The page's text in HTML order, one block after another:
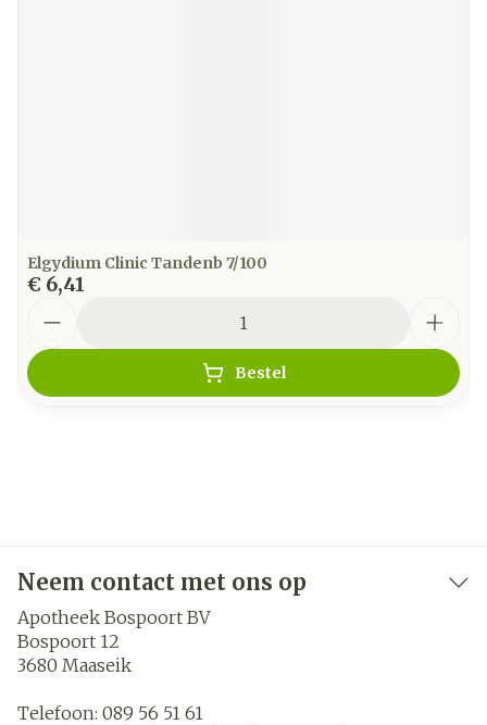
Elgydium Clinic Tandenb 7/100
€ 6,41
Bestel
Neem contact met ons op
Apotheek Bospoort BV
Bospoort 12
3680 Maaseik
Telefoon: 089 56 51 61